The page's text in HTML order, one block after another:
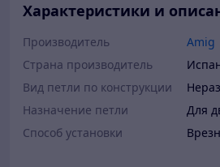
Характеристики и
Производитель
Amig
Страна производитель
Вид петли по конструкции
Назначение петли
Для
Способ установки